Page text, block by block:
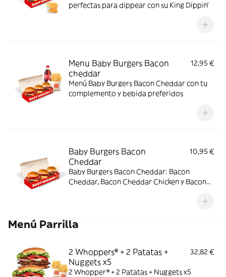
perfectas para dippear con su King Dippin’
Menu Baby Burgers Bacon
cheddar
12,95 €
Menú Baby Burgers Bacon Cheddar con tu
complemento y bebida preferidos
Baby Burgers Bacon
Cheddar
10,95 €
Baby Burgers Bacon Cheddar: Bacon
Cheddar, Bacon Cheddar Chicken y Bacon
Menú Parrilla
2 Whoppers® + 2 Patatas +
Nuggets x5
32,82 €
2 Whopper® + 2 Patatas + Nuggets x5